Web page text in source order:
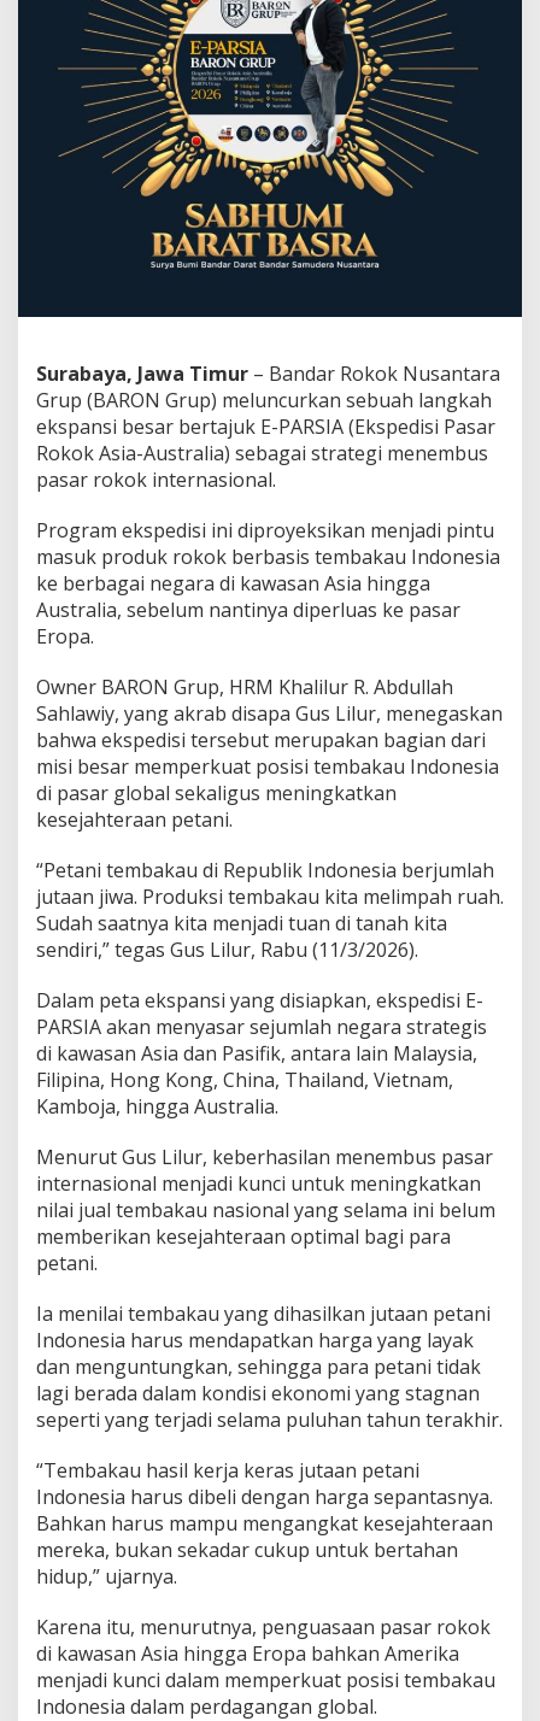
E
-
P
A
R
S
I
A
,
M
i
s
i
e
r
M
e
n
a
k
u
k
a
n
s
a
r
R
o
k
o
k
s
i
a
-
A
s
t
r
a
l
i
Surabaya, Jawa Timur – Bandar Rokok Nusantara
Grup (BARON Grup) meluncurkan sebuah langkah
ekspansi besar bertajuk E-PARSIA (Ekspedisi Pasar
Rokok Asia-Australia) sebagai strategi menembus
pasar rokok internasional.
Program ekspedisi ini diproyeksikan menjadi pintu
masuk produk rokok berbasis tembakau Indonesia
ke berbagai negara di kawasan Asia hingga
Australia, sebelum nantinya diperluas ke pasar
Eropa.
Owner BARON Grup, HRM Khalilur R. Abdullah
Sahlawiy, yang akrab disapa Gus Lilur, menegaskan
bahwa ekspedisi tersebut merupakan bagian dari
misi besar memperkuat posisi tembakau Indonesia
di pasar global sekaligus meningkatkan
kesejahteraan petani.
“Petani tembakau di Republik Indonesia berjumlah
jutaan jiwa. Produksi tembakau kita melimpah ruah.
Sudah saatnya kita menjadi tuan di tanah kita
sendiri,” tegas Gus Lilur, Rabu (11/3/2026).
Dalam peta ekspansi yang disiapkan, ekspedisi E-
PARSIA akan menyasar sejumlah negara strategis
di kawasan Asia dan Pasifik, antara lain Malaysia,
Filipina, Hong Kong, China, Thailand, Vietnam,
Kamboja, hingga Australia.
Menurut Gus Lilur, keberhasilan menembus pasar
internasional menjadi kunci untuk meningkatkan
nilai jual tembakau nasional yang selama ini belum
memberikan kesejahteraan optimal bagi para
petani.
Ia menilai tembakau yang dihasilkan jutaan petani
Indonesia harus mendapatkan harga yang layak
dan menguntungkan, sehingga para petani tidak
lagi berada dalam kondisi ekonomi yang stagnan
seperti yang terjadi selama puluhan tahun terakhir.
“Tembakau hasil kerja keras jutaan petani
Indonesia harus dibeli dengan harga sepantasnya.
Bahkan harus mampu mengangkat kesejahteraan
mereka, bukan sekadar cukup untuk bertahan
hidup,” ujarnya.
Karena itu, menurutnya, penguasaan pasar rokok
di kawasan Asia hingga Eropa bahkan Amerika
menjadi kunci dalam memperkuat posisi tembakau
Indonesia dalam perdagangan global.